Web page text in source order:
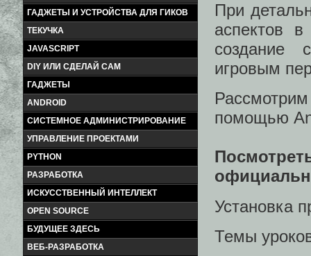
ГАДЖЕТЫ И УСТРОЙСТВА ДЛЯ ГИКОВ
ТЕКУЧКА
JAVASCRIPT
DIY ИЛИ СДЕЛАЙ САМ
ГАДЖЕТЫ
ANDROID
СИСТЕМНОЕ АДМИНИСТРИРОВАНИЕ
УПРАВЛЕНИЕ ПРОЕКТАМИ
PYTHON
РАЗРАБОТКА
ИСКУССТВЕННЫЙ ИНТЕЛЛЕКТ
OPEN SOURCE
БУДУЩЕЕ ЗДЕСЬ
ВЕБ-РАЗРАБОТКА
При
аспектов
создание
игровым
помощью
Установка
Темы